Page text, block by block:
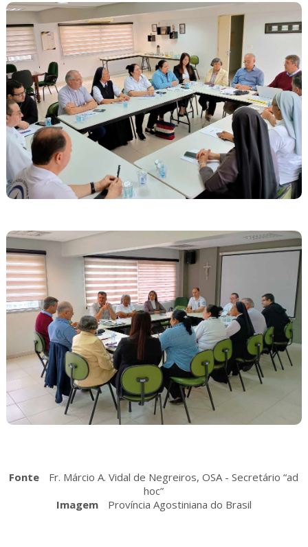
Fonte
Fr. Márcio A. Vidal de Negreiros, OSA - Secretário “ad
hoc”
Imagem
Província Agostiniana do Brasil